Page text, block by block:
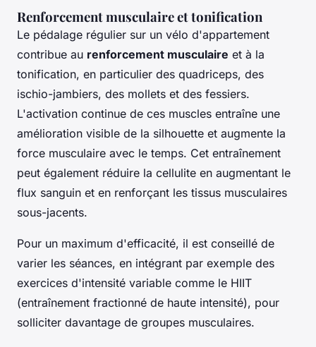
Renforcement musculaire et tonification
Le pédalage régulier sur un vélo d'appartement
contribue au renforcement musculaire et à la
tonification, en particulier des quadriceps, des
ischio-jambiers, des mollets et des fessiers.
L'activation continue de ces muscles entraîne une
amélioration visible de la silhouette et augmente la
force musculaire avec le temps. Cet entraînement
peut également réduire la cellulite en augmentant le
flux sanguin et en renforçant les tissus musculaires
sous-jacents.
Pour un maximum d'efficacité, il est conseillé de
varier les séances, en intégrant par exemple des
exercices d'intensité variable comme le HIIT
(entraînement fractionné de haute intensité), pour
solliciter davantage de groupes musculaires.